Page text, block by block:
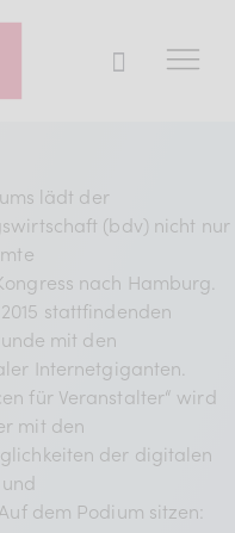
lädt der
(bdv) nicht nur
nach Hamburg.
stattfindenden
mit den
Internetgiganten.
für Veranstalter“ wird
mit den
der digitalen
dem Podium sitzen: